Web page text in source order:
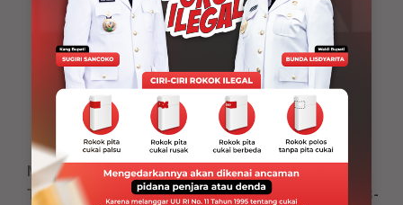
Mantapkan Standar Mutu Pelayanan, RSUD dr. Iskak
Tulungagung Jalani Survei Akreditasi Bersama LARS-